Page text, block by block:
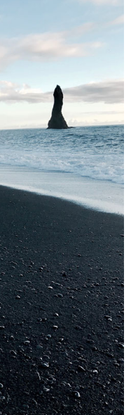
لنزک:وقتی یک سوژه انسانی
از لنز دوربین نگریسته
از دیدن عکس زیر، به عنوان
کرد و به صخره ها خواهد